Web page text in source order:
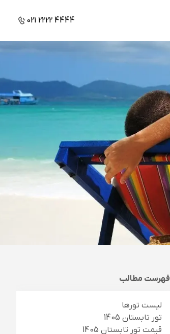
021 2222 4444
فهرست مطالب
لیست تورها
تور تابستان 1405
قیمت تور تابستان 1405